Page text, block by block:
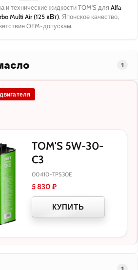
и технические жидкости TOM'S для Alfa
Multi Air (125 кВт). Японское качество,
OEM-допускам.
1
TOM'S 5W-30-
C3
00410-TP530E
5 830 ₽
КУПИТЬ
1